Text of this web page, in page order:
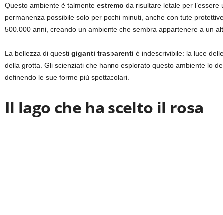
Questo ambiente è talmente estremo da risultare letale per
permanenza possibile solo per pochi minuti, anche con tute
500.000 anni, creando un ambiente che sembra appartenere a un
La bellezza di questi giganti trasparenti è indescrivibile: la luce
della grotta. Gli scienziati che hanno esplorato questo ambiente lo
definendo le sue forme più spettacolari.
Il lago che ha scelto il rosa